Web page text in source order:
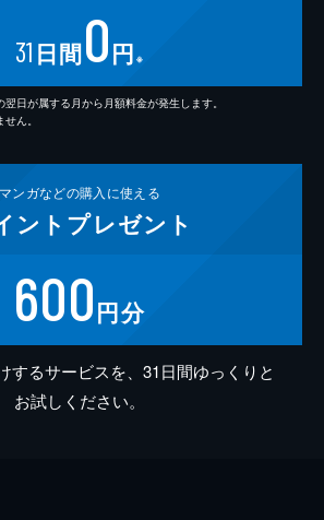
31 日間0円 ※
日が属する月から月額料金が発生します。
ん。
マンガなどの購入に使える
ント プレゼント
600円分
するサービスを、31日間ゆっくりと
お試しください。